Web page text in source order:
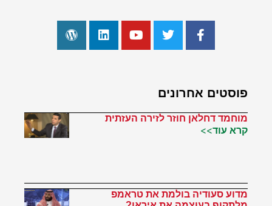
פוסטים אחרונים
מוחמד דחלאן חוזר לזירה העזתית
קרא עוד>>
מדוע סעודיה בולמת את טראמפ